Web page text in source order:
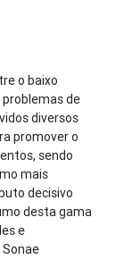
o baixo
de
diversos
promover o
sendo
mais
decisivo
desta gama
e